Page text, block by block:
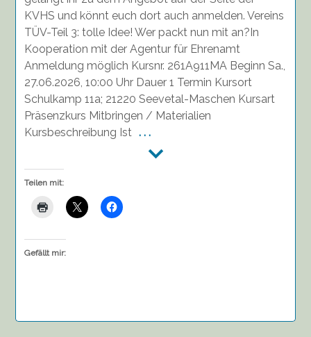
KVHS und könnt euch dort auch anmelden. Vereins
TÜV-Teil 3: tolle Idee! Wer packt nun mit an?In
Kooperation mit der Agentur für Ehrenamt
Anmeldung möglich Kursnr. 261A911MA Beginn Sa.,
27.06.2026, 10:00 Uhr Dauer 1 Termin Kursort
Schulkamp 11a; 21220 Seevetal-Maschen Kursart
Präsenzkurs Mitbringen / Materialien
Kursbeschreibung Ist . . .
Teilen mit:
Gefällt mir: